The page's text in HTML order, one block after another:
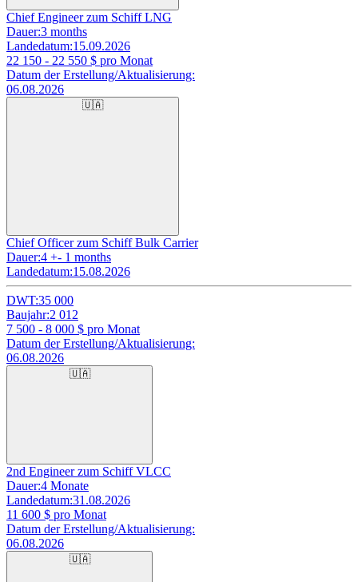
Chief Engineer zum Schiff LNG
Dauer:3 months
Landedatum:15.09.2026
22 150 - 22 550 $ pro Monat
Datum der Erstellung/Aktualisierung:
06.08.2026
🇺🇦
Chief Officer zum Schiff Bulk Carrier
Dauer:4 +- 1 months
Landedatum:15.08.2026
DWT:35 000
Baujahr:2 012
7 500 - 8 000 $ pro Monat
Datum der Erstellung/Aktualisierung:
06.08.2026
🇺🇦
2nd Engineer zum Schiff VLCC
Dauer:4 Monate
Landedatum:31.08.2026
11 600 $ pro Monat
Datum der Erstellung/Aktualisierung:
06.08.2026
🇺🇦